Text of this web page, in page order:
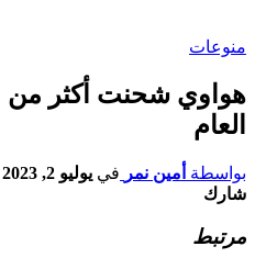
منوعات
العام
بواسطة أمين نمر في يوليو 2, 2023
شارك
مرتبط